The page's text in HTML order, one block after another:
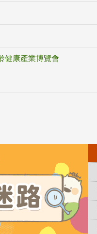
健康產業博覽會